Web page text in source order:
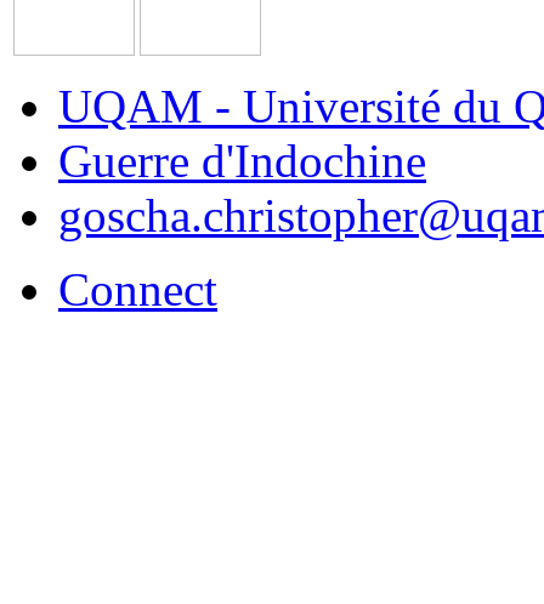
UQAM - Université du
Guerre d'Indochine
Connect